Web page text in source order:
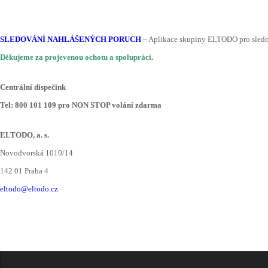
SLEDOVÁNÍ NAHLÁŠENÝCH PORUCH – Aplikace skupiny ELTODO pro
Děkujeme za projevenou ochotu a spolupráci.
Centrální dispečink
Tel: 800 101 109 pro NON STOP volání zdarma
ELTODO, a. s.
Novodvorská 1010/14
142 01 Praha 4
eltodo@eltodo.cz